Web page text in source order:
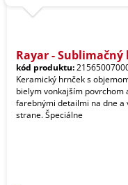
Rayar - Sublimačný
kód produktu:
Keramický hrnček s
bielym vonkajším povrchom
farebnými detailmi na dne a
strane. Špeciálne